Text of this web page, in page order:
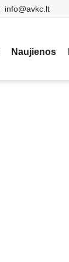
info@avkc.lt
Naujienos